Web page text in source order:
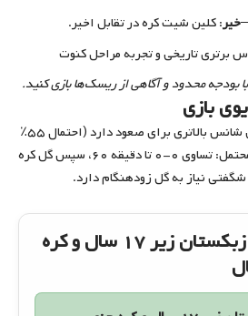
خیر: کلین شیت کره در تقابل اخیر.
برتری تاریخی و تجربه مراحل کنوت
بودجه محدود و آگاهی از ریسک‌ها بازی کنید.
بازی
با توجه به رودررو، کره جنوبی شانس بالاتری برای صعود دارد (احتمال ۵۵٪
پیروزی یا تساوی). سناریوی محتمل: تساوی ۰-۰ تا دقیقه ۶۰، سپس گل کره
نیاز به گل زودهنگام دارد.
سوالات متداول ازبکستان زیر ۱۷ سال و کره